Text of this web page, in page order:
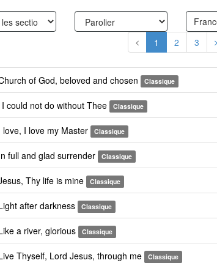
1 2 3
of God, beloved and chosen Classique
could not do without Thee Classique
I love my Master Classique
full and glad surrender Classique
Thy life is mine Classique
after darkness Classique
a river, glorious Classique
Thyself, Lord Jesus, through me Classique